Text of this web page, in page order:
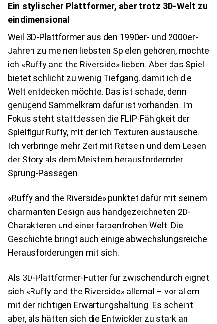
Ein stylischer Plattformer, aber trotz 3D-Welt zu
eindimensional
Weil 3D-Plattformer aus den 1990er- und 2000er-
Jahren zu meinen liebsten Spielen gehören, möchte
ich «Ruffy and the Riverside» lieben. Aber das Spiel
bietet schlicht zu wenig Tiefgang, damit ich die
Welt entdecken möchte. Das ist schade, denn
genügend Sammelkram dafür ist vorhanden. Im
Fokus steht stattdessen die FLIP-Fähigkeit der
Spielfigur Ruffy, mit der ich Texturen austausche.
Ich verbringe mehr Zeit mit Rätseln und dem Lesen
der Story als dem Meistern herausfordernder
Sprung-Passagen.
«Ruffy and the Riverside» punktet dafür mit seinem
charmanten Design aus handgezeichneten 2D-
Charakteren und einer farbenfrohen Welt. Die
Geschichte bringt auch einige abwechslungsreiche
Herausforderungen mit sich.
Als 3D-Plattformer-Futter für zwischendurch eignet
sich «Ruffy and the Riverside» allemal – vor allem
mit der richtigen Erwartungshaltung. Es scheint
aber, als hätten sich die Entwickler zu stark an